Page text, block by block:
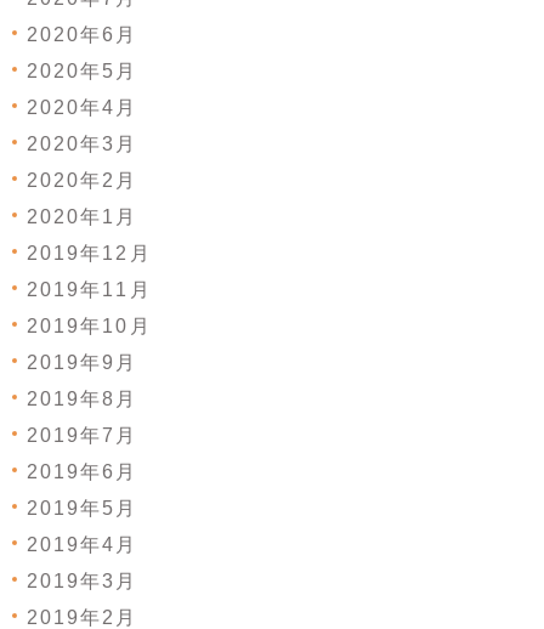
2020年6月
2020年5月
2020年4月
2020年3月
2020年2月
2020年1月
2019年12月
2019年11月
2019年10月
2019年9月
2019年8月
2019年7月
2019年6月
2019年5月
2019年4月
2019年3月
2019年2月